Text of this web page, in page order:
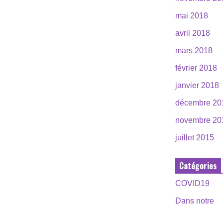
mai 2018
avril 2018
mars 2018
février 2018
janvier 2018
décembre
novembre
juillet 2015
Catégories
COVID19
Dans notre